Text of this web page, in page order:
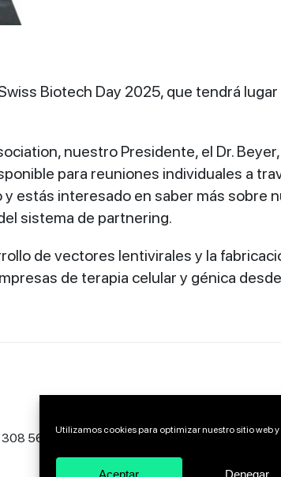
Utilizamos cookies para optimizar nuestro sitio web
Aceptar Denegar
Biotech Day 2025, que tendrá lugar
nuestro Presidente, el Dr.
para reuniones individuales a
estás interesado en saber más sobre
sistema de partnering.
de vectores lentivirales y la
de terapia celular y génica
568